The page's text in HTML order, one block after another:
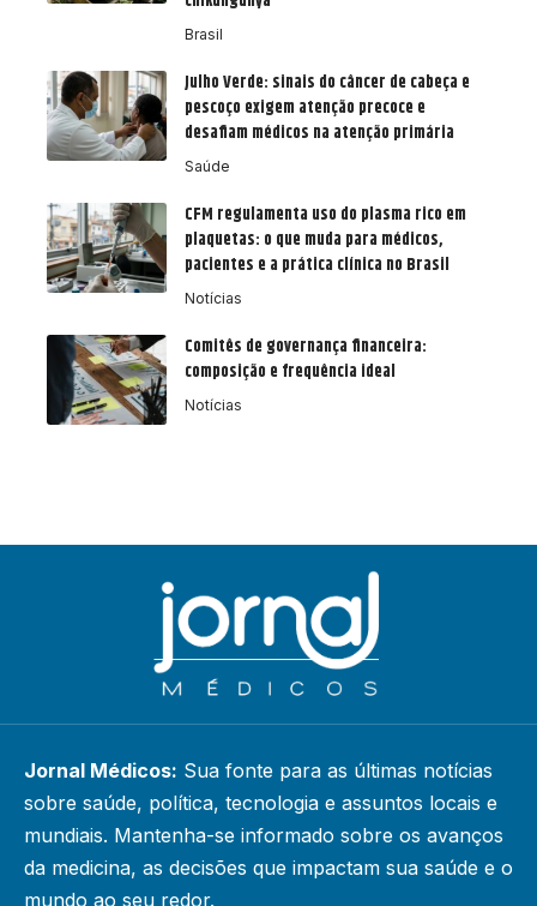
Brasil
Julho Verde: sinais do câncer de cabeça e
pescoço exigem atenção precoce e
desafiam médicos na atenção primária
Saúde
CFM regulamenta uso do plasma rico em
plaquetas: o que muda para médicos,
pacientes e a prática clínica no Brasil
Notícias
Comitês de governança financeira:
composição e frequência ideal
Notícias
Jornal Médicos: Sua fonte para as últimas notícias
sobre saúde, política, tecnologia e assuntos locais e
mundiais. Mantenha-se informado sobre os avanços
da medicina, as decisões que impactam sua saúde e o
mundo ao seu redor.